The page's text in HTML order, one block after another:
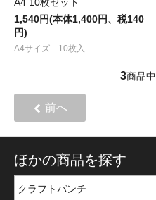
1,540円(本体1,400円、税140
円)
A4サイズ 10枚入
3商品中
前へ
ほかの商品を探す